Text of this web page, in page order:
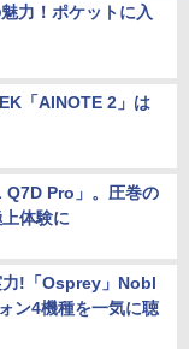
力！ポケットに入
「AINOTE 2」は
Q7D Pro」。圧巻の
体験に
力!「Osprey」Nobl
ン4機種を一気に聴